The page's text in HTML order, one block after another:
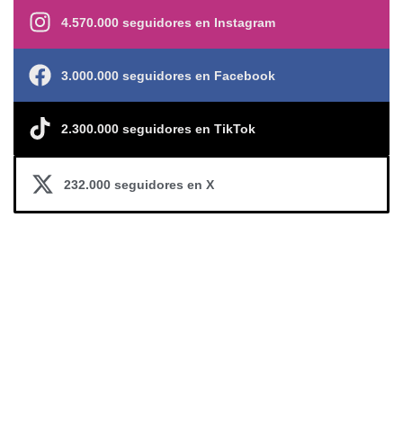
4.570.000 seguidores en Instagram
3.000.000 seguidores en Facebook
2.300.000 seguidores en TikTok
232.000 seguidores en X